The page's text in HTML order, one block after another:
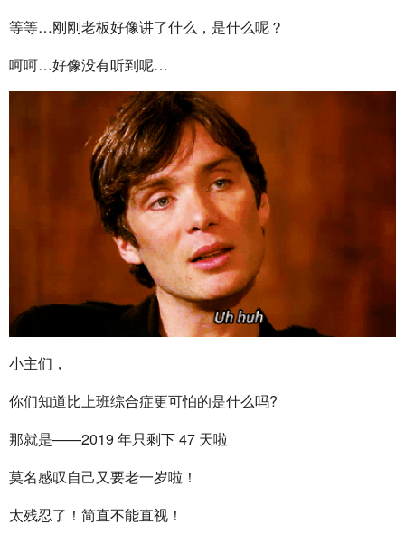
等等…刚刚老板好像讲了什么，是什么呢？
呵呵…好像没有听到呢…
小主们，
你们知道比上班综合症更可怕的是什么吗?
那就是——2019 年只剩下 47 天啦
莫名感叹自己又要老一岁啦！
太残忍了！简直不能直视！